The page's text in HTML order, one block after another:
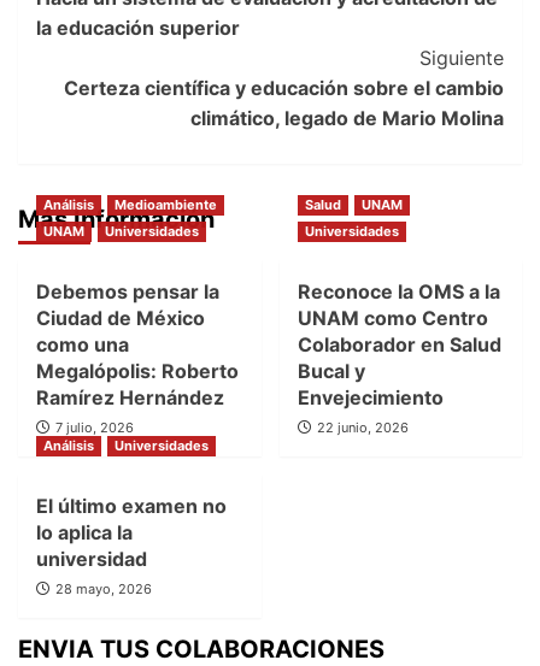
Navigation
la educación superior
Siguiente
Certeza científica y educación sobre el cambio
climático, legado de Mario Molina
Más Información
Análisis
Medioambiente
UNAM
Universidades
Debemos pensar la
Ciudad de México
como una
Megalópolis: Roberto
Ramírez Hernández
7 julio, 2026
Salud
UNAM
Universidades
Reconoce la OMS a la
UNAM como Centro
Colaborador en Salud
Bucal y
Envejecimiento
22 junio, 2026
Análisis
Universidades
El último examen no
lo aplica la
universidad
28 mayo, 2026
ENVIA TUS COLABORACIONES